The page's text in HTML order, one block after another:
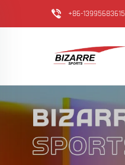
+86-13995683615